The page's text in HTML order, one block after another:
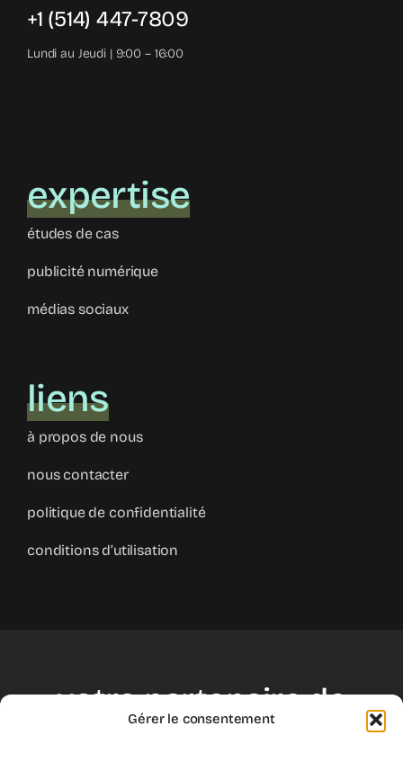
Gérer le consentement
+1 (514) 447-7809
Lundi au Jeudi | 9:00 – 16:00
expertise
études de cas
publicité numérique
médias sociaux
liens
à propos de nous
nous contacter
politique de confidentialité
conditions d’utilisation
votre partenaire de